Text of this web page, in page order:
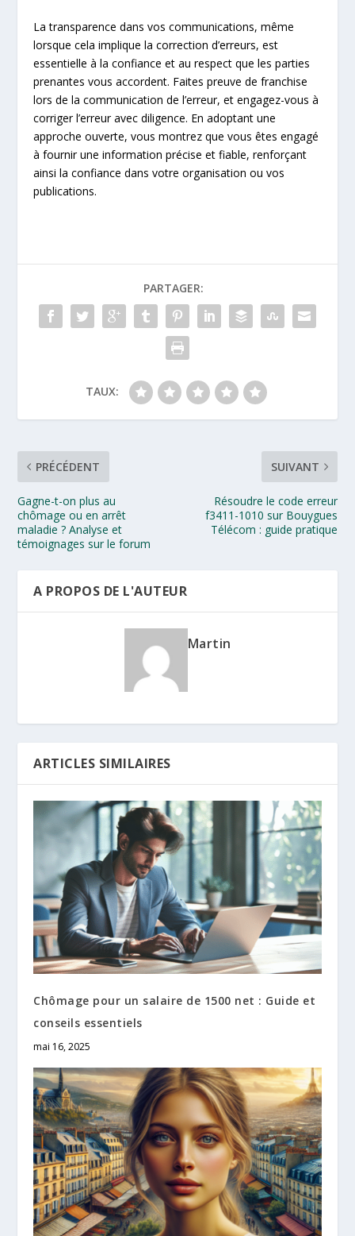
La transparence dans vos communications, même
lorsque cela implique la correction d’erreurs, est
essentielle à la confiance et au respect que les parties
prenantes vous accordent. Faites preuve de franchise
lors de la communication de l’erreur, et engagez-vous à
corriger l’erreur avec diligence. En adoptant une
approche ouverte, vous montrez que vous êtes engagé
à fournir une information précise et fiable, renforçant
ainsi la confiance dans votre organisation ou vos
publications.
PARTAGER:
TAUX:
PRÉCÉDENT
Gagne-t-on plus au
chômage ou en arrêt
maladie ? Analyse et
témoignages sur le forum
SUIVANT
Résoudre le code erreur
f3411-1010 sur Bouygues
Télécom : guide pratique
A PROPOS DE L'AUTEUR
Martin
ARTICLES SIMILAIRES
Chômage pour un salaire de 1500 net : Guide et
conseils essentiels
mai 16, 2025